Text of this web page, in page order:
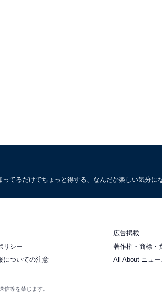
てるだけでちょっと得する、なんだか楽しい気分に
広告掲載
リシー
著作権・商標・
についての注意
All About ニュー
信等を禁じます。